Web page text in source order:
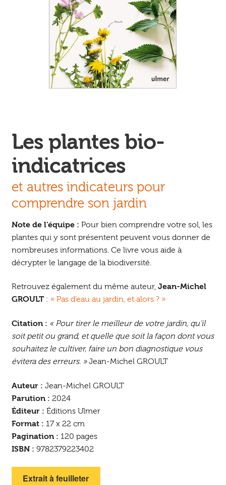
Les plantes bio-
indicatrices
et autres indicateurs pour
comprendre son jardin
Note de l’équipe : Pour bien comprendre votre sol, les
plantes qui y sont présentent peuvent vous donner de
nombreuses informations. Ce livre vous aide à
décrypter le langage de la biodiversité.
Retrouvez également du même auteur, Jean-Michel
GROULT: « Pas d’eau au jardin, et alors ? »
Citation : « Pour tirer le meilleur de votre jardin, qu’il
soit petit ou grand, et quelle que soit la façon dont vous
souhaitez le cultiver, faire un bon diagnostique vous
évitera des erreurs. »Jean-Michel GROULT
Auteur : Jean-Michel GROULT
Parution : 2024
Éditeur : Éditions Ulmer
Format : 17 x 22 cm
Pagination : 120 pages
ISBN : 9782379223402
Extrait à feuilleter